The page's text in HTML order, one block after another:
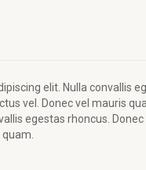
elit. Nulla convallis
vel. Donec vel mauris
egestas rhoncus.